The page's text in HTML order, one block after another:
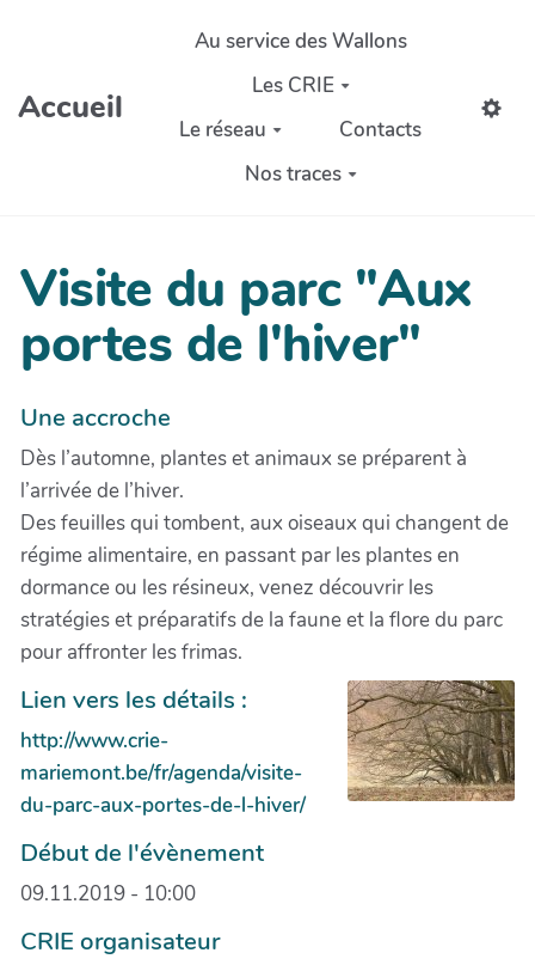
Aller au contenu principal
Accueil
Au service des Wallons
Les CRIE
Le réseau
Contacts
Nos traces
Visite du parc "Aux
portes de l'hiver"
Une accroche
Dès l’automne, plantes et animaux se préparent à
l’arrivée de l’hiver.
Des feuilles qui tombent, aux oiseaux qui changent de
régime alimentaire, en passant par les plantes en
dormance ou les résineux, venez découvrir les
stratégies et préparatifs de la faune et la flore du parc
pour affronter les frimas.
Lien vers les détails :
http://www.crie-
mariemont.be/fr/agenda/visite-
du-parc-aux-portes-de-l-hiver/
Début de l'évènement
09.11.2019 - 10:00
CRIE organisateur